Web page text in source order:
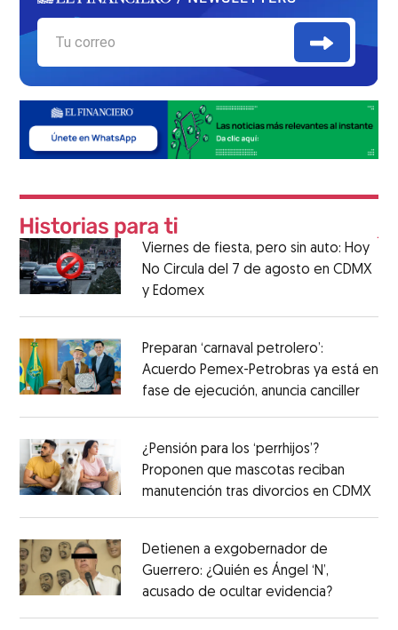
Viernes de fiesta, pero sin auto: Hoy
No Circula del 7 de agosto en CDMX
y Edomex
Preparan ‘carnaval petrolero’:
Acuerdo Pemex-Petrobras ya está en
fase de ejecución, anuncia canciller
¿Pensión para los ‘perrhijos’?
Proponen que mascotas reciban
manutención tras divorcios en CDMX
Detienen a exgobernador de
Guerrero: ¿Quién es Ángel ‘N’,
acusado de ocultar evidencia?